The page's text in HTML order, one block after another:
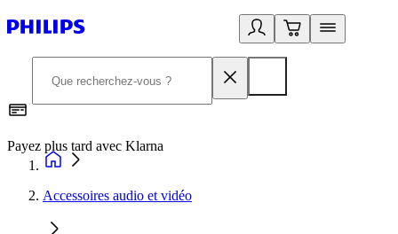
Payez plus tard avec Klarna
Accessoires audio et vidéo